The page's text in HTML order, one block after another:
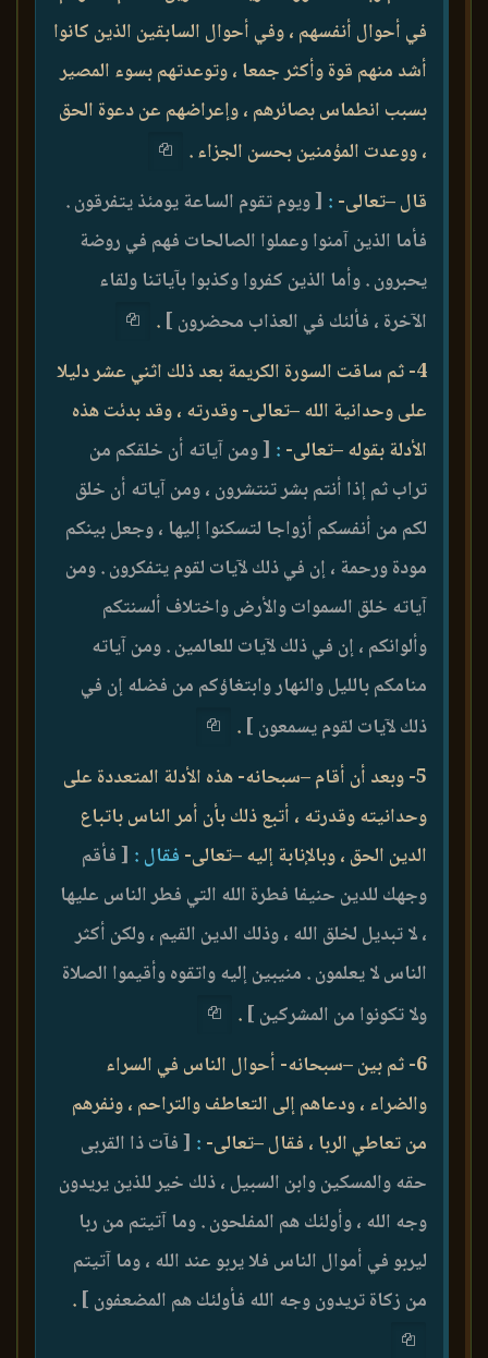
في أحوال أنفسهم ، وفي أحوال السابقين الذين كانوا
أشد منهم قوة وأكثر جمعا ، وتوعدتهم بسوء المصير
بسبب انطماس بصائرهم ، وإعراضهم عن دعوة الحق
، ووعدت المؤمنين بحسن الجزاء .
قال –تعالى- : [ ويوم تقوم الساعة يومئذ يتفرقون .
فأما الذين آمنوا وعملوا الصالحات فهم في روضة
يحبرون . وأما الذين كفروا وكذبوا بآياتنا ولقاء
الآخرة ، فألئك في العذاب محضرون ] .
4- ثم ساقت السورة الكريمة بعد ذلك اثني عشر دليلا
على وحدانية الله –تعالى- وقدرته ، وقد بدئت هذه
الأدلة بقوله –تعالى- : [ ومن آياته أن خلقكم من
تراب ثم إذا أنتم بشر تنتشرون ، ومن آياته أن خلق
لكم من أنفسكم أزواجا لتسكنوا إليها ، وجعل بينكم
مودة ورحمة ، إن في ذلك لآيات لقوم يتفكرون . ومن
آياته خلق السموات والأرض واختلاف ألسنتكم
وألوانكم ، إن في ذلك لآيات للعالمين . ومن آياته
منامكم بالليل والنهار وابتغاؤكم من فضله إن في
ذلك لآيات لقوم يسمعون ] .
5- وبعد أن أقام –سبحانه- هذه الأدلة المتعددة على
وحدانيته وقدرته ، أتبع ذلك بأن أمر الناس باتباع
الدين الحق ، وبالإنابة إليه –تعالى- فقال : [ فأقم
وجهك للدين حنيفا فطرة الله التي فطر الناس عليها
، لا تبديل لخلق الله ، وذلك الدين القيم ، ولكن أكثر
الناس لا يعلمون . منيبين إليه واتقوه وأقيموا الصلاة
ولا تكونوا من المشركين ] .
6- ثم بين –سبحانه- أحوال الناس في السراء
والضراء ، ودعاهم إلى التعاطف والتراحم ، ونفرهم
من تعاطي الربا ، فقال –تعالى- : [ فآت ذا القربى
حقه والمسكين وابن السبيل ، ذلك خير للذين يريدون
وجه الله ، وأولئك هم المفلحون . وما آتيتم من ربا
ليربو في أموال الناس فلا يربو عند الله ، وما آتيتم
من زكاة تريدون وجه الله فأولئك هم المضعفون ] .